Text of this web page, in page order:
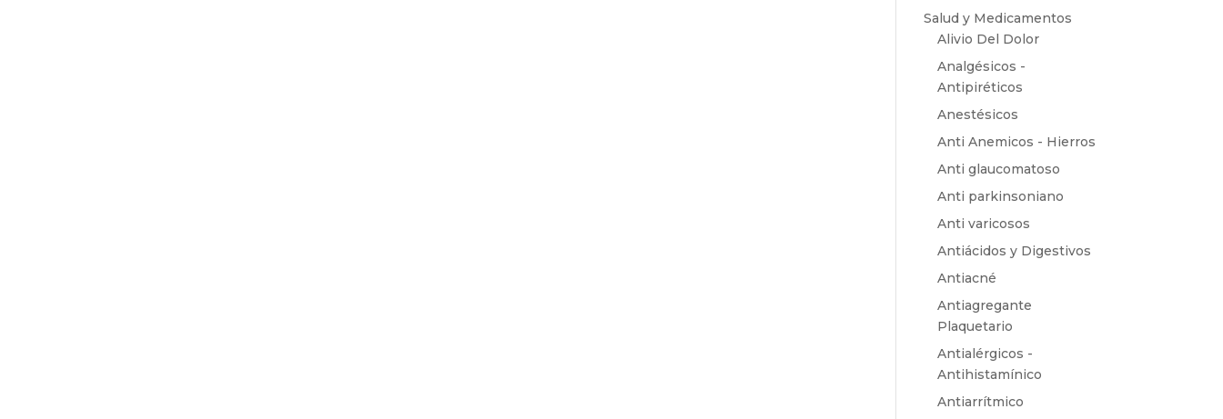
Salud y Medicamentos
Alivio Del Dolor
Analgésicos -
Antipiréticos
Anestésicos
Anti Anemicos - Hierros
Anti glaucomatoso
Anti parkinsoniano
Anti varicosos
Antiácidos y Digestivos
Antiacné
Antiagregante
Plaquetario
Antialérgicos -
Antihistamínico
Antiarrítmico